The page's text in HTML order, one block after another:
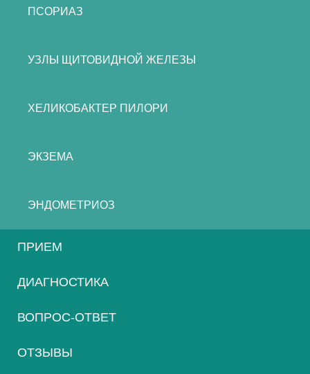
ПСОРИАЗ
УЗЛЫ ЩИТОВИДНОЙ ЖЕЛЕЗЫ
ХЕЛИКОБАКТЕР ПИЛОРИ
ЭКЗЕМА
ЭНДОМЕТРИОЗ
ПРИЕМ
ДИАГНОСТИКА
ВОПРОС-ОТВЕТ
ОТЗЫВЫ